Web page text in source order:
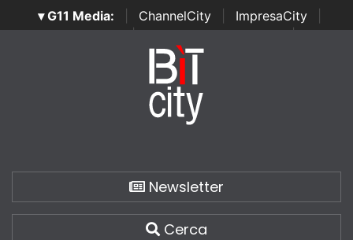
▾ G11 Media: ChannelCity ImpresaCity
SecurityOpenLab | Italian Channel Awards | Italian
Italian Security Awards
Newsletter
Cerca